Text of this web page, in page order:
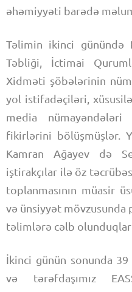
əhəmiyyəti barədə
Təlimin ikinci günündə
Təbliği, İctimai
Xidməti şöbələrinin
yol istifadəçiləri,
media
fikirlərini bölüşmüşlər.
Kamran Ağayev də
iştirakçılar ilə öz
toplanmasının müasir
və ünsiyyət mövzusunda
təlimlərə cəlb
İkinci günün sonunda
və tərəfdaşımız